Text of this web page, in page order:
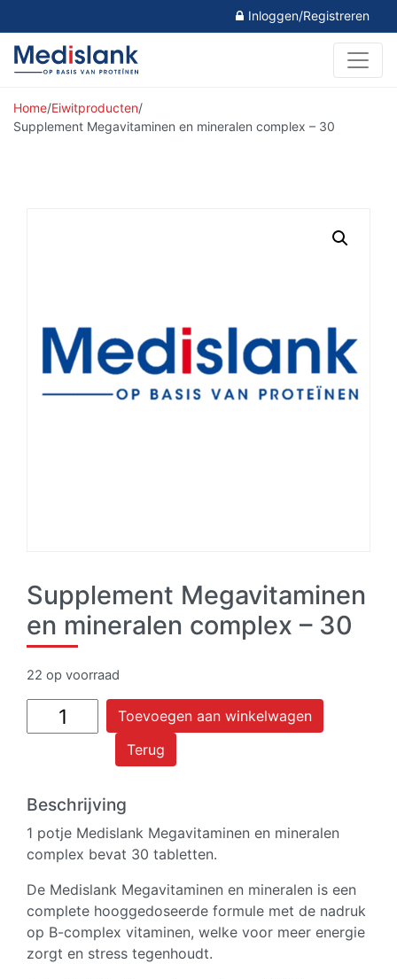
Inloggen/Registreren
Home/Eiwitproducten/
Supplement Megavitaminen en mineralen complex – 30
Supplement Megavitaminen
en mineralen complex – 30
22 op voorraad
Supplement
Megavitaminen
complex
-
30
aantal
Toevoegen aan winkelwagen
Terug
Beschrijving
1 potje Medislank Megavitaminen en mineralen
complex bevat 30 tabletten.
De Medislank Megavitaminen en mineralen is een
complete hooggedoseerde formule met de nadruk
op B-complex vitaminen, welke voor meer energie
zorgt en stress tegenhoudt.